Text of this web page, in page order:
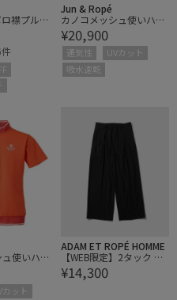
襟プルオ
ケア
Jun & Ropé
カノコメッシュ使いハー
フジップシャツ/UV・吸
水速乾
¥20,900
通気性
UVカット
吸水速乾
使いハー
/UV・吸
カット
ADAM ET ROPÉ HOMME
【WEB限定】2タック ワ
イドストレート ストライ
プ ドカンスラックス / ド
¥14,300